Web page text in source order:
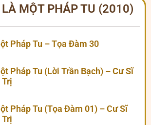
MỘT PHÁP TU (2010)
Pháp Tu – Tọa Đàm 30
Pháp Tu (Lời Trần Bạch) – Cư Sĩ
Pháp Tu (Tọa Đàm 01) – Cư Sĩ